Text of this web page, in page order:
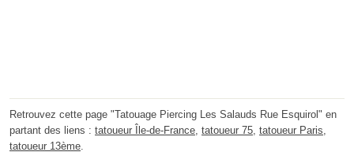
Retrouvez cette page "Tatouage Piercing Les Salauds Rue Esquirol" en
partant des liens : tatoueur Île-de-France, tatoueur 75, tatoueur Paris,
tatoueur 13ème.